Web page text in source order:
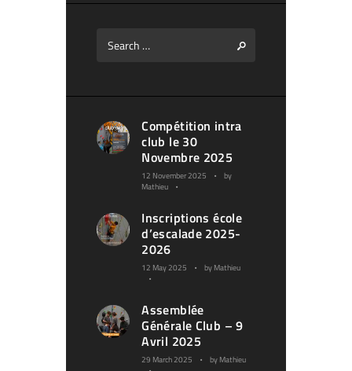
Compétition intra
club le 30
Novembre 2025
12 November 2025
by
Mathieu
Inscriptions école
d’escalade 2025-
2026
12 May 2025 by Mathieu
Assemblée
Générale Club – 9
Avril 2025
29 March 2025 by Mathieu